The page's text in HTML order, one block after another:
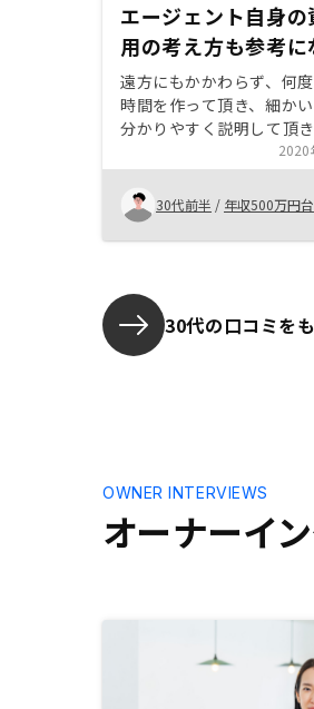
エージェント自身の
用の考え方も参考に
遠方にもかかわらず、何
時間を作って頂き、細か
分かりやすく説明して頂
また、エージェント自身
などについての考え方も
でき、とても参考になりま
2020
30代前半 / 年収500万円台
30代の口コミを
オーナーイ
OWNER INTERVIEWS